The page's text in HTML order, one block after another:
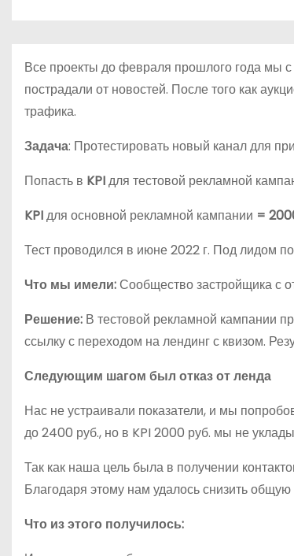
Все проекты до февраля прошлого года мы
пострадали от новостей. После того как
трафика.
Задача: Протестировать новый канал для
Попасть в KPIдля тестовой рекламной
KPIдля основной рекламной кампании =
Тест проводился в июне 2022 г. Под лидом
Что мы имели:Сообщество застройщика с
Решение: В тестовой рекламной кампании
ссылку с переходом на лендинг с квизом.
Следующим шагом был отказ от ленда
Нас не устраивали показатели, и мы
до 2400 руб., но в KPI 2000 руб. мы не
Так как наша цель была в получении
Благодаря этому нам удалось снизить
Что из этого получилось: